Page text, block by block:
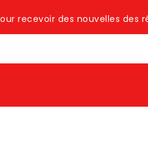
recevoir des nouvelles des